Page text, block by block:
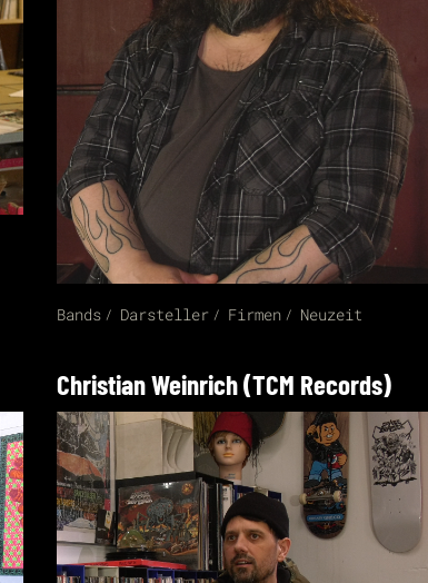
Bands Darsteller Firmen Neuzeit
Christian Weinrich (TCM Records)